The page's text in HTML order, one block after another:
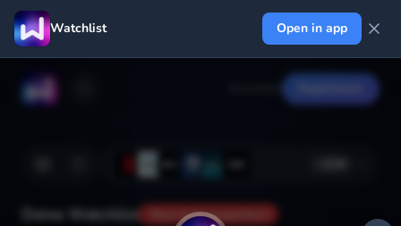
Watchlist Open in app
Deine Watchlist Noch nicht gespeichert